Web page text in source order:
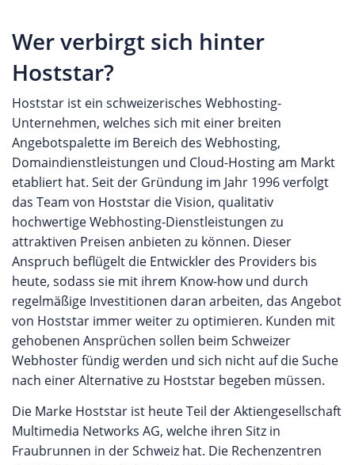
passende Lösung, um professionelle Webseiten
oder mit Content Management Systemen erstellte
Inhalte online zu stellen. Für umfangreichere
Webprojekte, die garantierte Systemressourcen
oder eine höhere Konfigurationsfreiheit
benötigen, steht hingegen mit den Cloud-Server
Angeboten die perfekte Umgebung bereit.
Abgerundet wird das Webhosting Sortiment mit
nützlichen Zusatzfeatures, wie der
Domainregistrierung, dem Angebot von SSL-
Zertifikaten oder verschiedenen DNS- und Privacy-
Lösungen. Die Infomaniak kSuite Mit der
Infomaniak kSuite bietet das Unternehmen ein
umfassendes Paket von Online-
Produktivitätswerkzeugen an, das eigenständig
entwickelt wurde. Die Suite zielt darauf ab, eine
Alternative zu anderen etablierten Büro- und
Kollaborationsplattformen wie Google Workspace
starken Fokus auf Datenschutz, Sicherheit und
Nachhaltigkeit, Werte, die im Kern der
Unternehmensphilosophie von Infomaniak
Unternehmen zu einem umweltfreundlichen
Anbieter macht. ORC Webhosting legt großen
Wert auf Nachhaltigkeit und setzt auf
außerdem von einer lebenslangen Preisgarantie,
kostenlosem Webseiten-Umzug und einem 24/7-
Support, der für schnelle und kompetente
Lösungen sorgt. Durch den Standort in den Alpen
und die regionale Verbundenheit positioniert sich
das Unternehmen als vertrauenswürdiger Partner
für kleine und große Online-Projekte. Die
Kombination aus hervorragendem
Kundenservice, exzellenter Infrastruktur und
nachhaltiger Energie macht ORC Webhosting zu
einer attraktiven Wahl für Kunden, die Wert auf
Stabilität, Sicherheit und umweltfreundliche
Lösungen legen. Die Webhosting Angebote bei
ORC Webhosting ORC Webhosting bietet eine
breite Palette an Webhosting-Paketen, die sich
durch hohe Leistung, Benutzerfreundlichkeit und
Nachhaltigkeit auszeichnen. Mit der lebenslangen
Preisgarantie bleiben die Kosten für Hosting-
Wer verbirgt sich hinter
Hoststar?
Hoststar ist ein schweizerisches Webhosting-
Unternehmen, welches sich mit einer breiten
Angebotspalette im Bereich des Webhosting,
Domaindienstleistungen und Cloud-Hosting am Markt
etabliert hat. Seit der Gründung im Jahr 1996 verfolgt
das Team von Hoststar die Vision, qualitativ
hochwertige Webhosting-Dienstleistungen zu
attraktiven Preisen anbieten zu können. Dieser
Anspruch beflügelt die Entwickler des Providers bis
heute, sodass sie mit ihrem Know-how und durch
regelmäßige Investitionen daran arbeiten, das Angebot
von Hoststar immer weiter zu optimieren. Kunden mit
gehobenen Ansprüchen sollen beim Schweizer
Webhoster fündig werden und sich nicht auf die Suche
nach einer Alternative zu Hoststar begeben müssen.
Die Marke Hoststar ist heute Teil der Aktiengesellschaft
Multimedia Networks AG, welche ihren Sitz in
Fraubrunnen in der Schweiz hat. Die Rechenzentren